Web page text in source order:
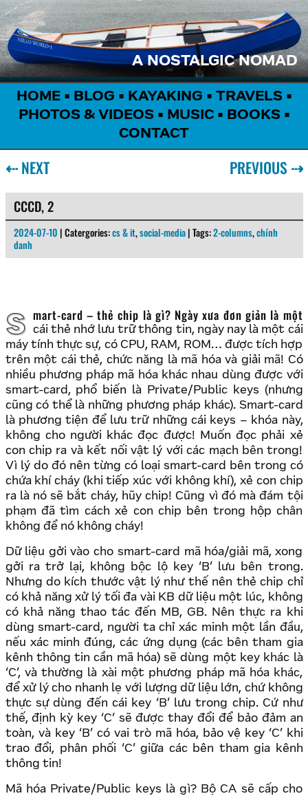
A NOSTALGIC NOMAD
HOME• BLOG • KAYAKING • TRAVELS •
PHOTOS & VIDEOS • MUSIC• BOOKS •
CONTACT
PREVIOUS ⇢
⇠NEXT
CCCD, 2
2024-07-10 | Catergories:cs & it,social-media| Tags:2-columns,chính
danh
Smart-card – thẻ chip là gì? Ngày xưa đơn giản là một
cái thẻ nhớ lưu trữ thông tin, ngày nay là một cái
máy tính thực sự, có CPU, RAM, ROM… được tích hợp
trên một cái thẻ, chức năng là mã hóa và giải mã! Có
nhiều phương pháp mã hóa khác nhau dùng được với
smart-card, phổ biến là Private/Public keys (nhưng
cũng có thể là những phương pháp khác). Smart-card
là phương tiện để lưu trữ những cái keys – khóa này,
không cho người khác đọc được! Muốn đọc phải xẻ
con chip ra và kết nối vật lý với các mạch bên trong!
Vì lý do đó nên từng có loại smart-card bên trong có
chứa khí cháy (khi tiếp xúc với không khí), xẻ con chip
ra là nó sẽ bắt cháy, hũy chip! Cũng vì đó mà đám tội
phạm đã tìm cách xẻ con chip bên trong hộp chân
không để nó không cháy!
Dữ liệu gởi vào cho smart-card mã hóa/giải mã, xong
gởi ra trở lại, không bộc lộ key ‘B’ lưu bên trong.
Nhưng do kích thước vật lý như thế nên thẻ chip chỉ
có khả năng xử lý tối đa vài KB dữ liệu một lúc, không
có khả năng thao tác đến MB, GB. Nên thực ra khi
dùng smart-card, người ta chỉ xác minh một lần đầu,
nếu xác minh đúng, các ứng dụng (các bên tham gia
kênh thông tin cần mã hóa) sẽ dùng một key khác là
‘C’, và thường là xài một phương pháp mã hóa khác,
để xử lý cho nhanh lẹ với lượng dữ liệu lớn, chứ không
thực sự dùng đến cái key ‘B’ lưu trong chip. Cứ như
thế, định kỳ key ‘C’ sẽ được thay đổi để bảo đảm an
toàn, và key ‘B’ có vai trò mã hóa, bảo vệ key ‘C’ khi
trao đổi, phân phối ‘C’ giữa các bên tham gia kênh
thông tin!
Mã hóa Private/Public keys là gì? Bộ CA sẽ cấp cho